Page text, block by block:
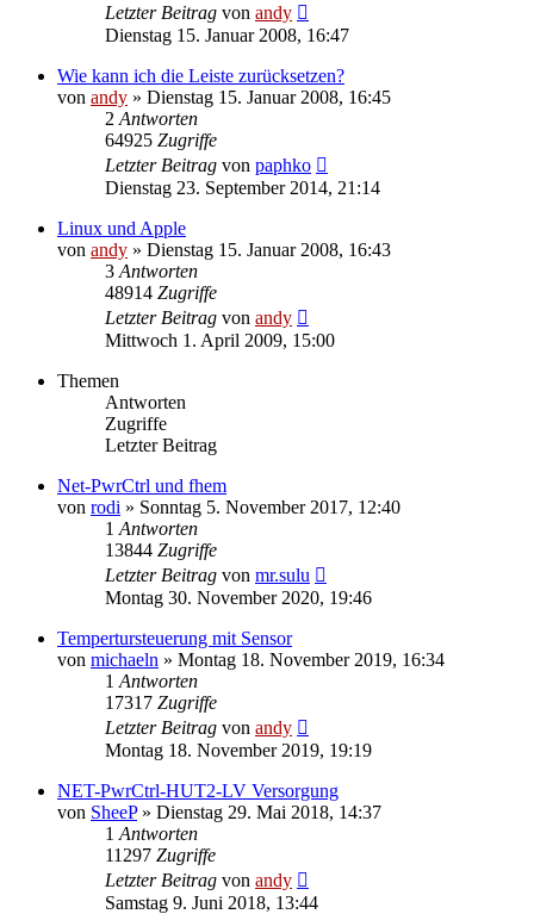
Letzter Beitrag von andy
Dienstag 15. Januar 2008, 16:47
Wie kann ich die Leiste zurücksetzen?
von andy » Dienstag 15. Januar 2008, 16:45
2 Antworten
64925 Zugriffe
Letzter Beitrag von paphko
Dienstag 23. September 2014, 21:14
Linux und Apple
von andy » Dienstag 15. Januar 2008, 16:43
3 Antworten
48914 Zugriffe
Letzter Beitrag von andy
Mittwoch 1. April 2009, 15:00
Themen
Antworten
Zugriffe
Letzter Beitrag
Net-PwrCtrl und fhem
von rodi » Sonntag 5. November 2017, 12:40
1 Antworten
13844 Zugriffe
Letzter Beitrag von mr.sulu
Montag 30. November 2020, 19:46
Tempertursteuerung mit Sensor
von michaeln » Montag 18. November 2019, 16:34
1 Antworten
17317 Zugriffe
Letzter Beitrag von andy
Montag 18. November 2019, 19:19
NET-PwrCtrl-HUT2-LV Versorgung
von SheeP» Dienstag 29. Mai 2018, 14:37
1 Antworten
11297 Zugriffe
Letzter Beitrag von andy
Samstag 9. Juni 2018, 13:44